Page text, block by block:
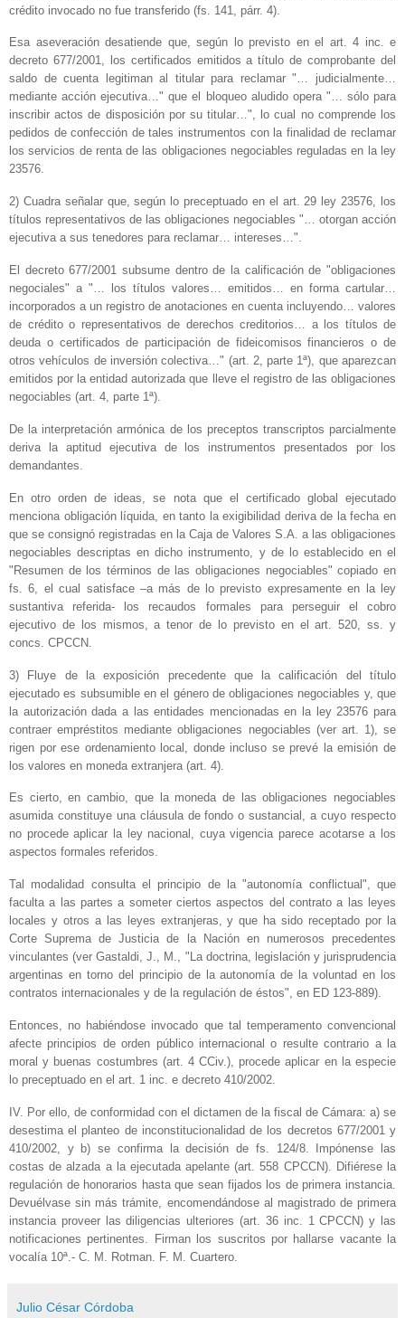
crédito invocado no fue transferido (fs. 141, párr. 4).
Esa aseveración desatiende que, según lo previsto en el art. 4 inc. e
decreto 677/2001, los certificados emitidos a título de comprobante del
saldo de cuenta legitiman al titular para reclamar "… judicialmente…
mediante acción ejecutiva…" que el bloqueo aludido opera "… sólo para
inscribir actos de disposición por su titular…", lo cual no comprende los
pedidos de confección de tales instrumentos con la finalidad de reclamar
los servicios de renta de las obligaciones negociables reguladas en la ley
23576.
2) Cuadra señalar que, según lo preceptuado en el art. 29 ley 23576, los
títulos representativos de las obligaciones negociables "… otorgan acción
ejecutiva a sus tenedores para reclamar… intereses…".
El decreto 677/2001 subsume dentro de la calificación de "obligaciones
negociales" a "… los títulos valores… emitidos… en forma cartular…
incorporados a un registro de anotaciones en cuenta incluyendo… valores
de crédito o representativos de derechos creditorios… a los títulos de
deuda o certificados de participación de fideicomisos financieros o de
otros vehículos de inversión colectiva…" (art. 2, parte 1ª), que aparezcan
emitidos por la entidad autorizada que lleve el registro de las obligaciones
negociables (art. 4, parte 1ª).
De la interpretación armónica de los preceptos transcriptos parcialmente
deriva la aptitud ejecutiva de los instrumentos presentados por los
demandantes.
En otro orden de ideas, se nota que el certificado global ejecutado
menciona obligación líquida, en tanto la exigibilidad deriva de la fecha en
que se consignó registradas en la Caja de Valores S.A. a las obligaciones
negociables descriptas en dicho instrumento, y de lo establecido en el
"Resumen de los términos de las obligaciones negociables" copiado en
fs. 6, el cual satisface –a más de lo previsto expresamente en la ley
sustantiva referida‑ los recaudos formales para perseguir el cobro
ejecutivo de los mismos, a tenor de lo previsto en el art. 520, ss. y
concs. CPCCN.
3) Fluye de la exposición precedente que la calificación del título
ejecutado es subsumible en el género de obligaciones negociables y, que
la autorización dada a las entidades mencionadas en la ley 23576 para
contraer empréstitos mediante obligaciones negociables (ver art. 1), se
rigen por ese ordenamiento local, donde incluso se prevé la emisión de
los valores en moneda extranjera (art. 4).
Es cierto, en cambio, que la moneda de las obligaciones negociables
asumida constituye una cláusula de fondo o sustancial, a cuyo respecto
no procede aplicar la ley nacional, cuya vigencia parece acotarse a los
aspectos formales referidos.
Tal modalidad consulta el principio de la "autonomía conflictual", que
faculta a las partes a someter ciertos aspectos del contrato a las leyes
locales y otros a las leyes extranjeras, y que ha sido receptado por la
Corte Suprema de Justicia de la Nación en numerosos precedentes
vinculantes (ver Gastaldi, J., M., "La doctrina, legislación y jurisprudencia
argentinas en torno del principio de la autonomía de la voluntad en los
contratos internacionales y de la regulación de éstos", en ED 123‑889).
Entonces, no habiéndose invocado que tal temperamento convencional
afecte principios de orden público internacional o resulte contrario a la
moral y buenas costumbres (art. 4 CCiv.), procede aplicar en la especie
lo preceptuado en el art. 1 inc. e decreto 410/2002.
IV. Por ello, de conformidad con el dictamen de la fiscal de Cámara: a) se
desestima el planteo de inconstitucionalidad de los decretos 677/2001 y
410/2002, y b) se confirma la decisión de fs. 124/8. Impónense las
costas de alzada a la ejecutada apelante (art. 558 CPCCN). Difiérese la
regulación de honorarios hasta que sean fijados los de primera instancia.
Devuélvase sin más trámite, encomendándose al magistrado de primera
instancia proveer las diligencias ulteriores (art. 36 inc. 1 CPCCN) y las
notificaciones pertinentes. Firman los suscritos por hallarse vacante la
vocalía 10ª.‑ C. M. Rotman. F. M. Cuartero.
Julio César Córdoba